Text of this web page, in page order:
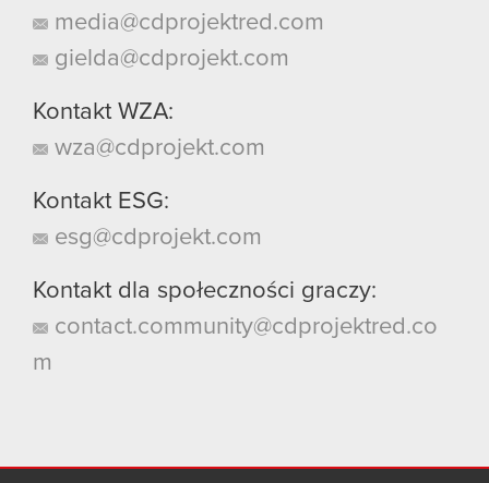
media@cdprojektred.com
gielda@cdprojekt.com
Kontakt WZA:
wza@cdprojekt.com
Kontakt ESG:
esg@cdprojekt.com
Kontakt dla społeczności graczy:
contact.community@cdprojektred.co
m